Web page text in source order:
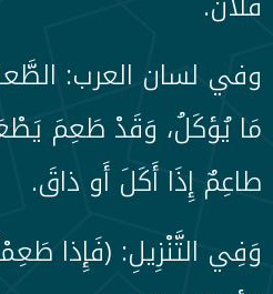
وفي لسان العرب:
مَا يُؤكَلُ، وَقَدْ طَعِمَ
طاعِمٌ إِذَا أَكَلَ أَو ذاقَ.
وَفِي التَّنْزِيلِ: (فَإِذا